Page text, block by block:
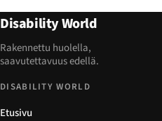
Disability World
Rakennettu huolella,
saavutettavuus edellä.
DISABILITY WORLD
Etusivu